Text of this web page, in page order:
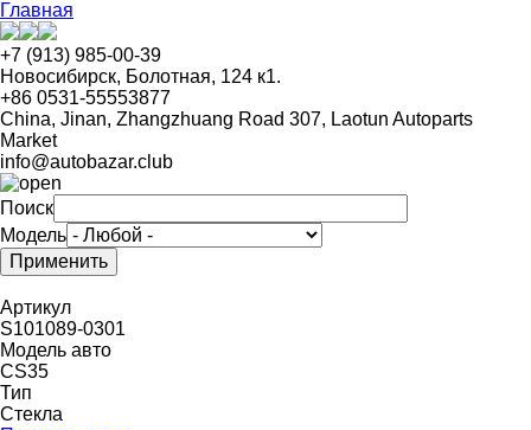
Перейти
к
основному
содержанию
Главная
+7 (913) 985-00-39
Новосибирск, Болотная, 124 к1.
+86 0531-55553877
China, Jinan, Zhangzhuang Road 307, Laotun Autoparts
Market
info@autobazar.club
Поиск
Модель
Артикул
S101089-0301
Модель авто
CS35
Тип
Стекла